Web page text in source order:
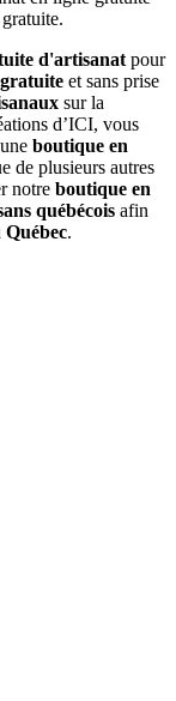
d'artisanat pour
gratuite et sans prise
sur la
d’ICI, vous
boutique en
de plusieurs autres
notre boutique en
québécois afin
Québec.